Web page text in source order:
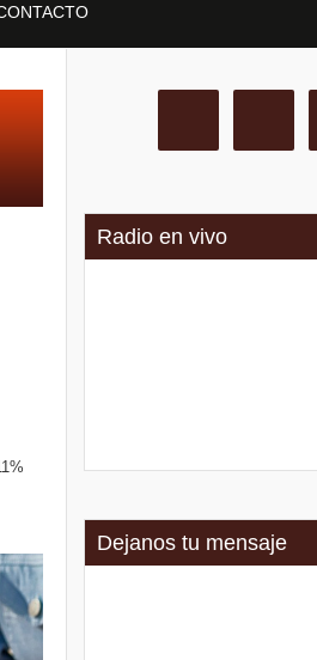
Radio en vivo
Dejanos tu mensaje